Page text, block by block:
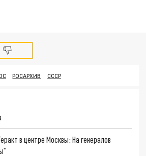
РОСАРХИВ СССР
в центре Москвы: На генералов